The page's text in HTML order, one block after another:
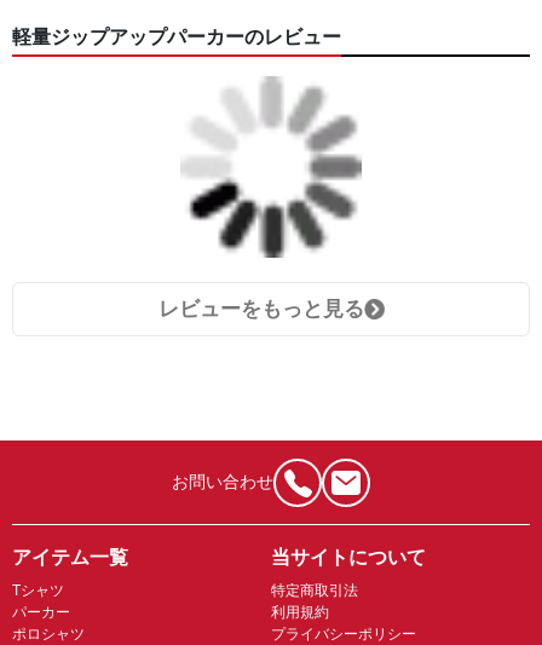
軽量ジップアップパーカーのレビュー
レビューをもっと見る
お問い合わせ
アイテム一覧
Tシャツ
パーカー
ポロシャツ
当サイトについて
特定商取引法
利用規約
プライバシーポリシー